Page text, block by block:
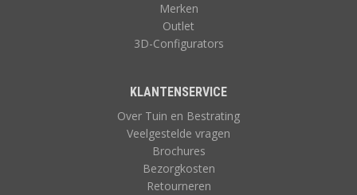
Merken
Outlet
3D-Configurators
KLANTENSERVICE
Over Tuin en Bestrating
Veelgestelde vragen
Brochures
Bezorgkosten
Retourneren